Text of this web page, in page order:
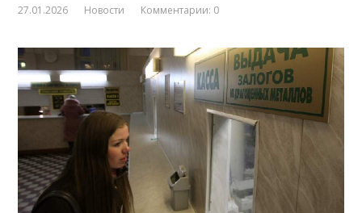
27.01.2026 Новости Комментарии: 0